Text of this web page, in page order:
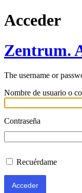
Acceder
Zentrum.
The username or
Nombre de usuario o
Contraseña
Recuérdame